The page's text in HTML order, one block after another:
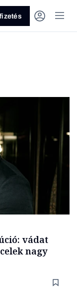
jobb!
vádat
nagy